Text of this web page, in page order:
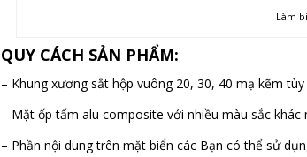
Làm
QUY CÁCH SẢN PHẨM:
– Khung xương sắt hộp vuông 20, 30, 40 mạ kẽm
– Mặt ốp tấm alu composite với nhiều màu sắc khác
– Phần nội dung trên mặt biển các Bạn có thể sử